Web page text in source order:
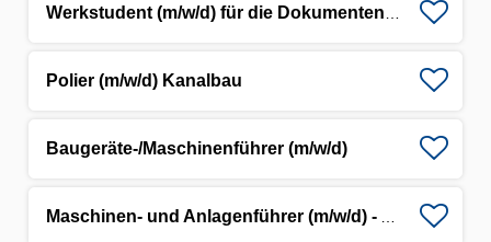
Polier (m/w/d) Kanalbau
Baugeräte-/Maschinenführer (m/w/d)